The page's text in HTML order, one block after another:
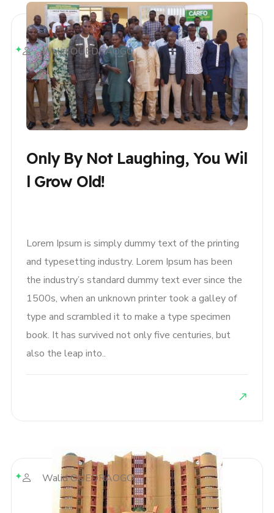
Only By Not Laughing, You Wil
L Grow Old!
Walid OUEDRAOGO
Lorem Ipsum is simply dummy text of the printing
and typesetting industry. Lorem Ipsum has been
the industry’s standard dummy text ever since the
1500s, when an unknown printer took a galley of
type and scrambled it to make a type specimen
book. It has survived not only five centuries, but
also the leap into..
Walid OUEDRAOGO